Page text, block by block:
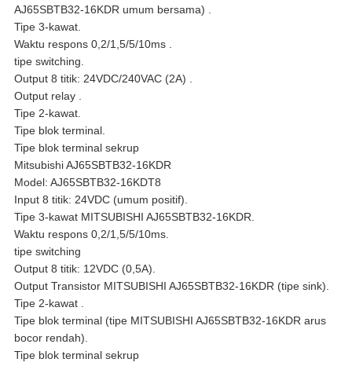
AJ65SBTB32-16KDR umum bersama) .
Tipe 3-kawat.
Waktu respons 0,2/1,5/5/10ms .
tipe switching.
Output 8 titik: 24VDC/240VAC (2A) .
Output relay .
Tipe 2-kawat.
Tipe blok terminal.
Tipe blok terminal sekrup
Mitsubishi AJ65SBTB32-16KDR
Model: AJ65SBTB32-16KDT8
Input 8 titik: 24VDC (umum positif).
Tipe 3-kawat MITSUBISHI AJ65SBTB32-16KDR.
Waktu respons 0,2/1,5/5/10ms.
tipe switching
Output 8 titik: 12VDC (0,5A).
Output Transistor MITSUBISHI AJ65SBTB32-16KDR (tipe sink).
Tipe 2-kawat .
Tipe blok terminal (tipe MITSUBISHI AJ65SBTB32-16KDR arus
bocor rendah).
Tipe blok terminal sekrup